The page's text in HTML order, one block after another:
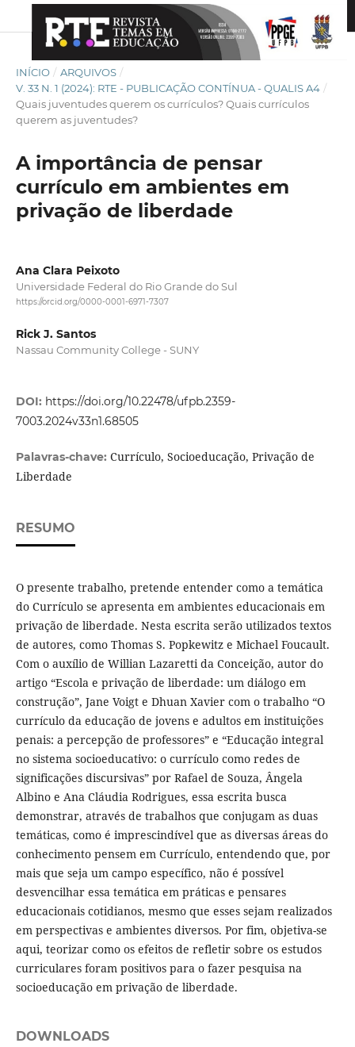
INÍCIO / ARQUIVOS /
V. 33 N. 1 (2024): RTE - PUBLICAÇÃO CONTÍNUA - QUALIS A4 /
Quais juventudes querem os currículos? Quais currículos
querem as juventudes?
A importância de pensar
currículo em ambientes em
privação de liberdade
Ana Clara Peixoto
Universidade Federal do Rio Grande do Sul
https://orcid.org/0000-0001-6971-7307
Rick J. Santos
Nassau Community College - SUNY
DOI: https://doi.org/10.22478/ufpb.2359-
7003.2024v33n1.68505
Palavras-chave: Currículo, Socioeducação, Privação de
Liberdade
RESUMO
O presente trabalho, pretende entender como a temática
do Currículo se apresenta em ambientes educacionais em
privação de liberdade. Nesta escrita serão utilizados textos
de autores, como Thomas S. Popkewitz e Michael Foucault.
Com o auxílio de Willian Lazaretti da Conceição, autor do
artigo “Escola e privação de liberdade: um diálogo em
construção”, Jane Voigt e Dhuan Xavier com o trabalho “O
currículo da educação de jovens e adultos em instituições
penais: a percepção de professores” e “Educação integral
no sistema socioeducativo: o currículo como redes de
significações discursivas” por Rafael de Souza, Ângela
Albino e Ana Cláudia Rodrigues, essa escrita busca
demonstrar, através de trabalhos que conjugam as duas
temáticas, como é imprescindível que as diversas áreas do
conhecimento pensem em Currículo, entendendo que, por
mais que seja um campo específico, não é possível
desvencilhar essa temática em práticas e pensares
educacionais cotidianos, mesmo que esses sejam realizados
em perspectivas e ambientes diversos. Por fim, objetiva-se
aqui, teorizar como os efeitos de refletir sobre os estudos
curriculares foram positivos para o fazer pesquisa na
socioeducação em privação de liberdade.
DOWNLOADS